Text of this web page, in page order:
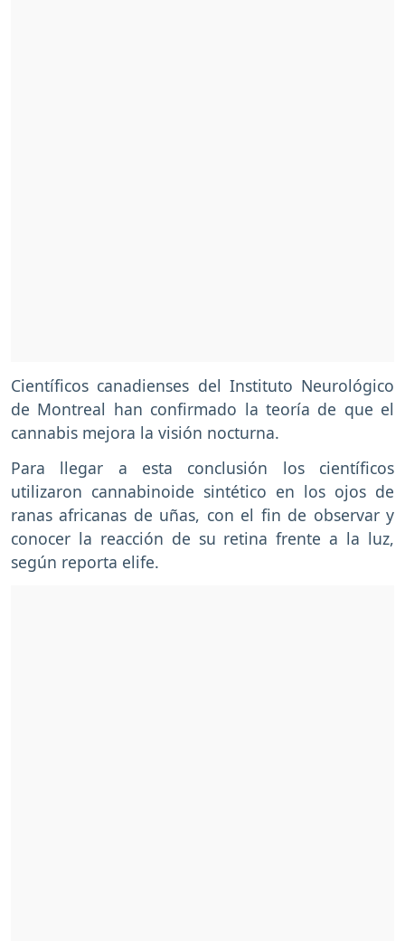
Científicos canadienses del Instituto Neurológico
de Montreal han confirmado la teoría de que el
cannabis mejora la visión nocturna.
Para llegar a esta conclusión los científicos
utilizaron cannabinoide sintético en los ojos de
ranas africanas de uñas, con el fin de observar y
conocer la reacción de su retina frente a la luz,
según reporta elife.